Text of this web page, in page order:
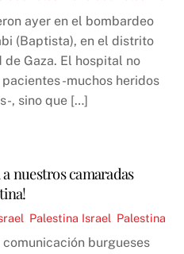
ayer en el bombardeo
(Baptista), en el distrito
Gaza. El hospital no
-muchos heridos
, sino que […]
nuestros camaradas
Palestina Israel Palestina
burgueses